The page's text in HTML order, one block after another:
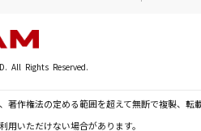
All Rights Reserved.
作権法の定める範囲を超えて無断で複製、転
用いただけない場合があります。